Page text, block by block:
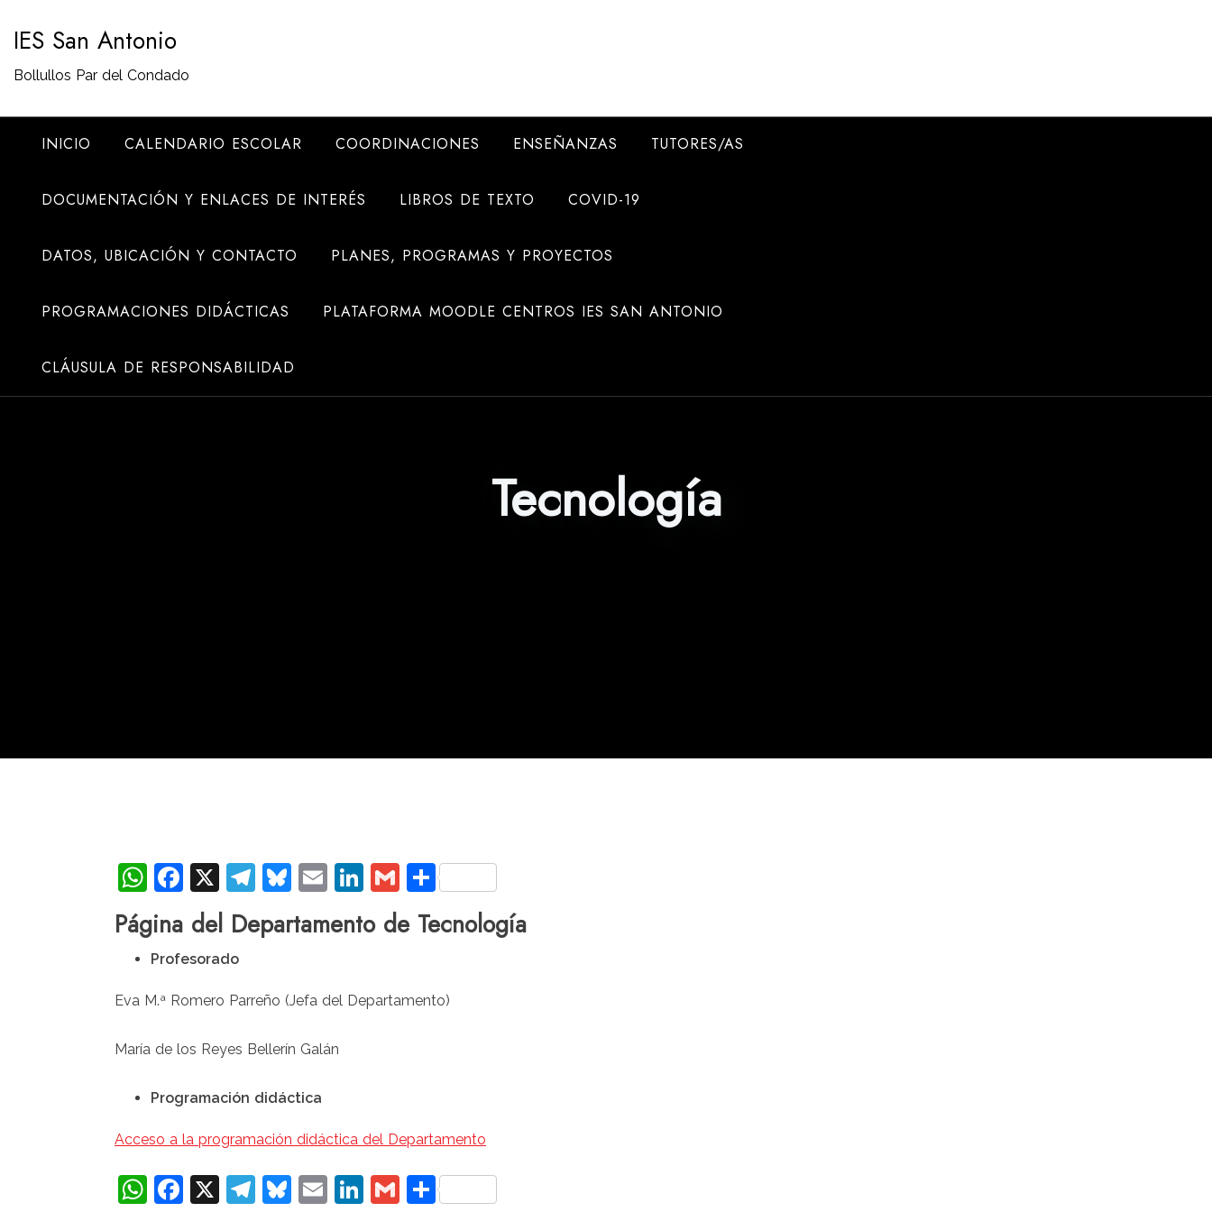
contenido
IES San Antonio
Bollullos Par del Condado
INICIO CALENDARIO ESCOLAR COORDINACIONES ENSEÑANZAS TUTORES/AS
DOCUMENTACIÓN Y ENLACES DE INTERÉS LIBROS DE TEXTO COVID-19
DATOS, UBICACIÓN Y CONTACTO PLANES, PROGRAMAS Y PROYECTOS
PROGRAMACIONES DIDÁCTICAS PLATAFORMA MOODLE CENTROS IES SAN ANTONIO
CLÁUSULA DE RESPONSABILIDAD
Tecnología
WhatsApp
Facebook
X Telegram
Bluesky
EmailLinkedIn
GmailCompartir
Página del Departamento de Tecnología
Profesorado
Eva M.ª Romero Parreño (Jefa del Departamento)
María de los Reyes Bellerín Galán
Programación didáctica
Acceso a la programación didáctica del Departamento
WhatsApp
Facebook
X Telegram
Bluesky
EmailLinkedIn
GmailCompartir